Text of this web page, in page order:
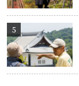
詳細はこちら